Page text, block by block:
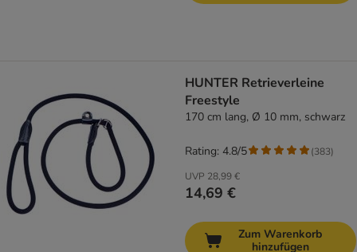
HUNTER Retrieverleine
Freestyle
170 cm lang, Ø 10 mm, schwarz
UVP 28,99 €
14,69 €
Rating: 4.8/5 (383)
Zum Warenkorb
hinzufügen